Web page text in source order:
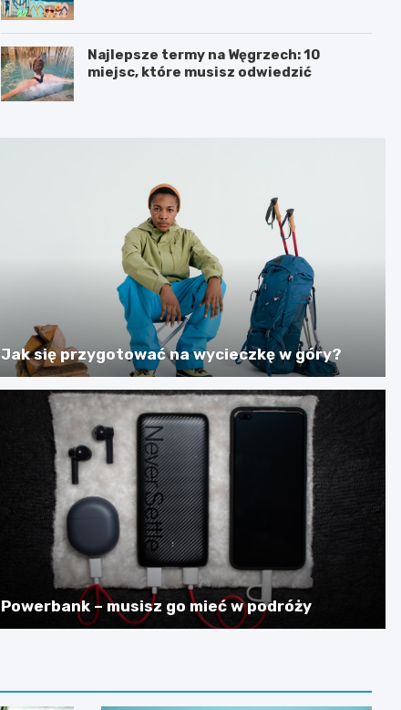
Najlepsze termy na Węgrzech: 10
miejsc, które musisz odwiedzić
Jak się przygotować na wycieczkę w góry?
Powerbank – musisz go mieć w podróży